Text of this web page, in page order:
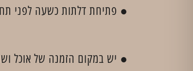
● פתיחת דלתות כשעה לפני
● יש במקום הזמנה של אוכל